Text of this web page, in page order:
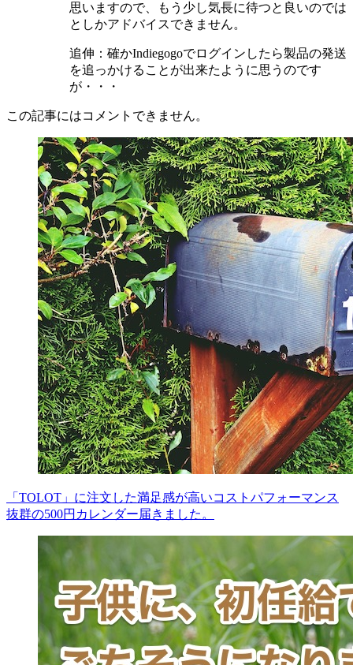
思いますので、もう少し気長に待つと良いのでは
としかアドバイスできません。
追伸：確かIndiegogoでログインしたら製品の発送
を追っかけることが出来たように思うのです
が・・・
この記事にはコメントできません。
「TOLOT」に注文した満足感が高いコストパフォーマンス
抜群の500円カレンダー届きました。